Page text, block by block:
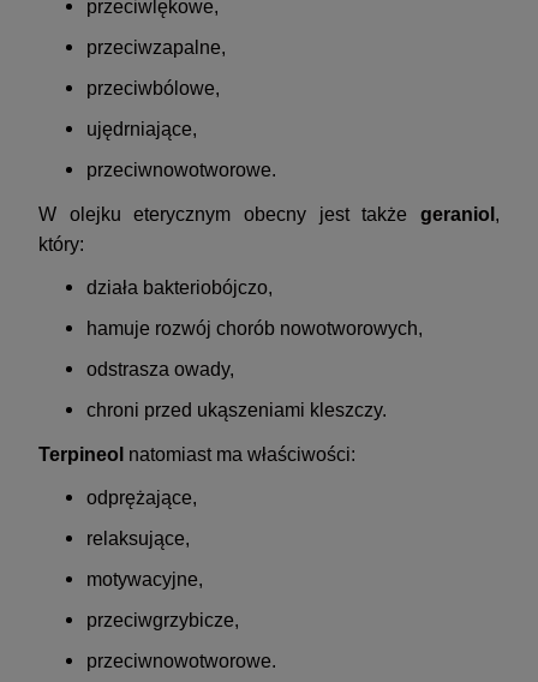
przeciwlękowe,
przeciwzapalne,
przeciwbólowe,
ujędrniające,
przeciwnowotworowe.
W olejku eterycznym obecny jest także geraniol ,
który:
działa bakteriobójczo,
hamuje rozwój chorób nowotworowych,
odstrasza owady,
chroni przed ukąszeniami kleszczy.
Terpineol natomiast ma właściwości:
odprężające,
relaksujące,
motywacyjne,
przeciwgrzybicze,
przeciwnowotworowe.